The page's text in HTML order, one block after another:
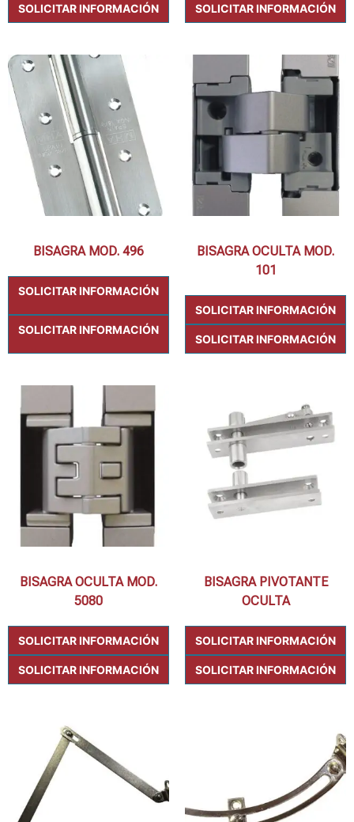
SOLICITAR INFORMACIÓN SOLICITAR INFORMACIÓN
BISAGRA MOD. 496
SOLICITAR INFORMACIÓN
SOLICITAR INFORMACIÓN
BISAGRA OCULTA MOD.
101
SOLICITAR INFORMACIÓN
SOLICITAR INFORMACIÓN
BISAGRA OCULTA MOD.
5080
SOLICITAR INFORMACIÓN
SOLICITAR INFORMACIÓN
BISAGRA PIVOTANTE
OCULTA
SOLICITAR INFORMACIÓN
SOLICITAR INFORMACIÓN